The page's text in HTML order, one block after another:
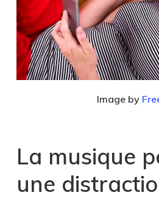
Image by
La musique
une